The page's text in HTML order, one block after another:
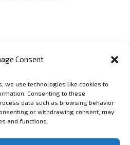
Consent
we use technologies like cookies to
Consenting to these
data such as browsing behavior
or withdrawing consent, may
and functions.